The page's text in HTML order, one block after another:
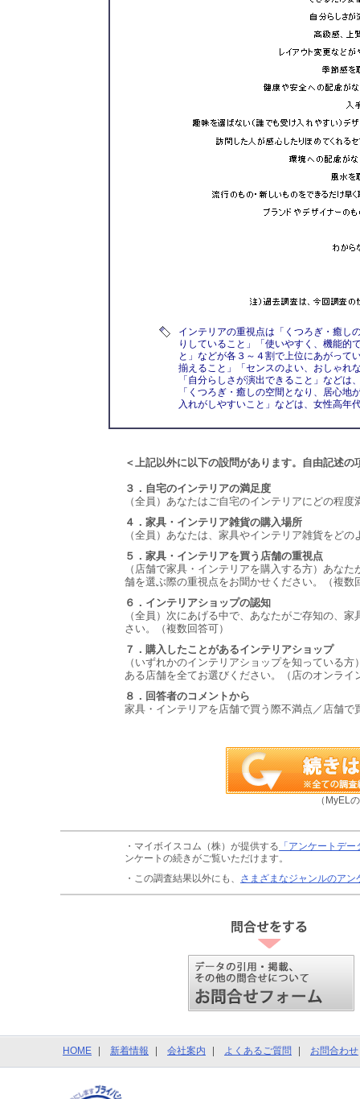
インテリアの重視点は「くつろぎ・癒し
りしていること」「使いやすく、機能的
と」などが各３～４割で上位にあがって
揃えること」「センスのよい、おしゃれ
「自分らしさが演出できること」など
「くつろぎ・癒しの空間となり、居心
入れがしやすいこと」などは、女性高年
＜上記以外に以下の設問があります。自由記述の
３．自宅のインテリアの満足度
（全員）あなたはご自宅のインテリアにどの程
４．家具・インテリア雑貨の購入場所
（全員）あなたは、家具やインテリア雑貨をど
５．家具・インテリアを買う店舗の重視点
（店舗で家具・インテリアを購入する方）あな
舗を選ぶ際の重視点をお聞かせください。（複数
６．インテリアショップの認知
（全員）次にあげる中で、あなたがご存知の、
さい。（複数回答可）
７．購入したことがあるインテリアショップ
（いずれかのインテリアショップを知っている
ある店舗を全てお選びください。（店のオンラ
８．回答者のコメントから
家具・インテリアを店舗で買う際不満点／店舗で
（MyEL
・マイボイスコム（株）が提供する 「アンケートデ
ンケートの続きがご覧いただけます。
・この調査結果以外にも、 さまざまなジャンルのアン
HOME 新着情報 会社案内 よくあるご質問 お問合わせ